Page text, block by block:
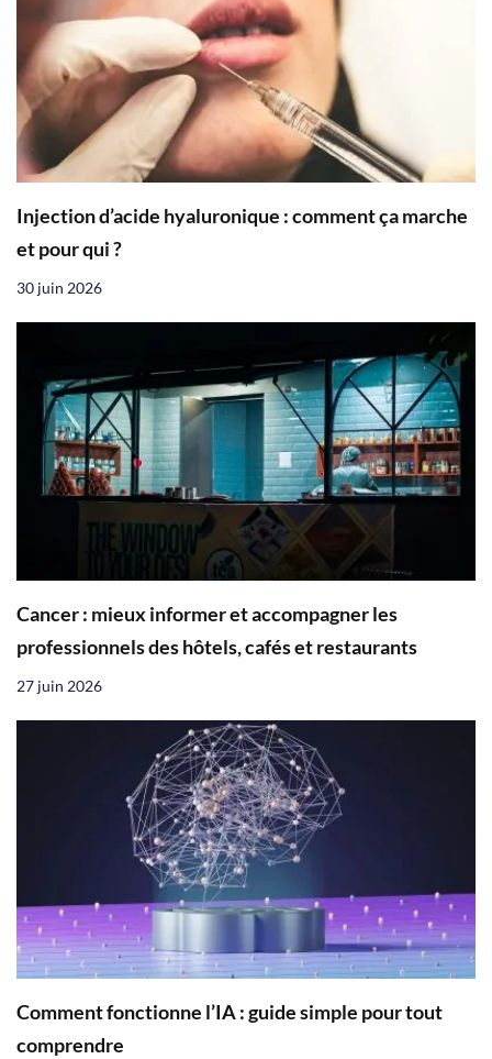
Injection d’acide hyaluronique : comment ça marche
et pour qui ?
30 juin 2026
Cancer : mieux informer et accompagner les
professionnels des hôtels, cafés et restaurants
27 juin 2026
Comment fonctionne l’IA : guide simple pour tout
comprendre